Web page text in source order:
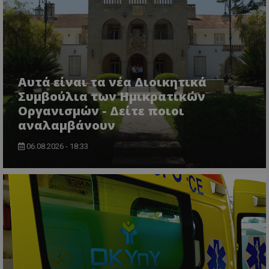
Αυτά είναι τα νέα Διοικητικά
Συμβούλια των Ημικρατικών
Οργανισμών - Δείτε ποιοι
αναλαμβάνουν
06.08.2026 - 18:33
VISITOR_PRIVACY_METADATA
YouTube
.youtube.com